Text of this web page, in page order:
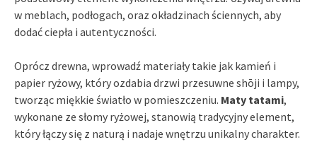
w meblach, podłogach, oraz okładzinach ściennych, aby
dodać ciepła i autentyczności.
Oprócz drewna, wprowadź materiały takie jak kamień i
papier ryżowy, który ozdabia drzwi przesuwne shōji i lampy,
tworząc miękkie światło w pomieszczeniu. Maty tatami,
wykonane ze słomy ryżowej, stanowią tradycyjny element,
który łączy się z naturą i nadaje wnętrzu unikalny charakter.